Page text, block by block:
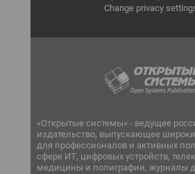
Change privacy
«Открытые системы» - ведущее
издательство, выпускающее
для профессионалов и активных
сфере ИТ, цифровых устройств,
медицины и полиграфии, журналы